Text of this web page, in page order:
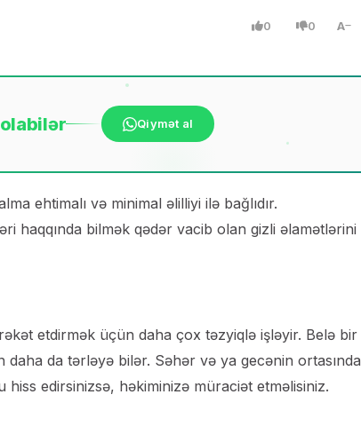
0 0 A
olabilər Qiymət al
ehtimalı və minimal əlilliyi ilə bağlıdır.
haqqında bilmək qədər vacib olan gizli əlamətlərini
etdirmək üçün daha çox təzyiqlə işləyir. Belə bir
da tərləyə bilər. Səhər və ya gecənin ortasında
edirsinizsə, həkiminizə müraciət etməlisiniz.